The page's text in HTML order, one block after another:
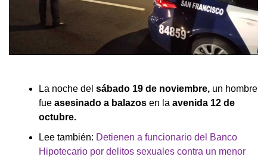
La noche del sábado 19 de noviembre, un hombre
fue asesinado a balazos en la avenida 12 de
octubre.
Lee también: Detienen a funcionario del Banco
Hipotecario por delitos sexuales contra un menor